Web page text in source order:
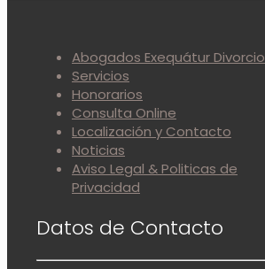
Abogados Exequátur Divorcio
Servicios
Honorarios
Consulta Online
Localización y Contacto
Noticias
Aviso Legal & Politicas de
Privacidad
Datos de Contacto